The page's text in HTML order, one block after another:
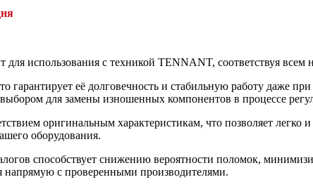
для использования с техникой TENNANT, соответствуя всем
гарантирует её долговечность и стабильную работу даже
для замены изношенных компонентов в процессе
оригинальным характеристикам, что позволяет легко
оборудования.
способствует снижению вероятности поломок,
напрямую с проверенными производителями.